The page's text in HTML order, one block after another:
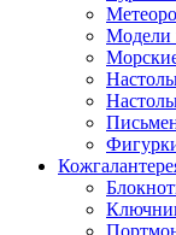
Модели